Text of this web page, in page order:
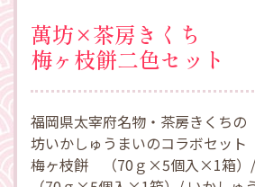
萬坊×茶房きくち
梅ヶ枝餅二色セット
福岡県太宰府名物・茶房きくちの
坊いかしゅうまいのコラボセット
梅ヶ枝餅 （70ｇ×5個入×1箱）/